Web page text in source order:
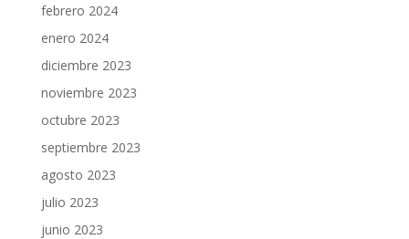
febrero 2024
enero 2024
diciembre 2023
noviembre 2023
octubre 2023
septiembre 2023
agosto 2023
julio 2023
junio 2023